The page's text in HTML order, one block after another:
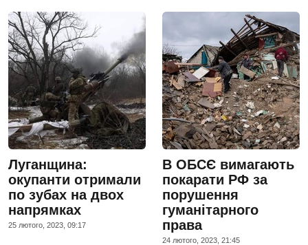
Луганщина:
окупанти отримали
по зубах на двох
напрямках
25 лютого, 2023, 09:17
В ОБСЄ вимагають
покарати РФ за
порушення
гуманітарного
права
24 лютого, 2023, 21:45